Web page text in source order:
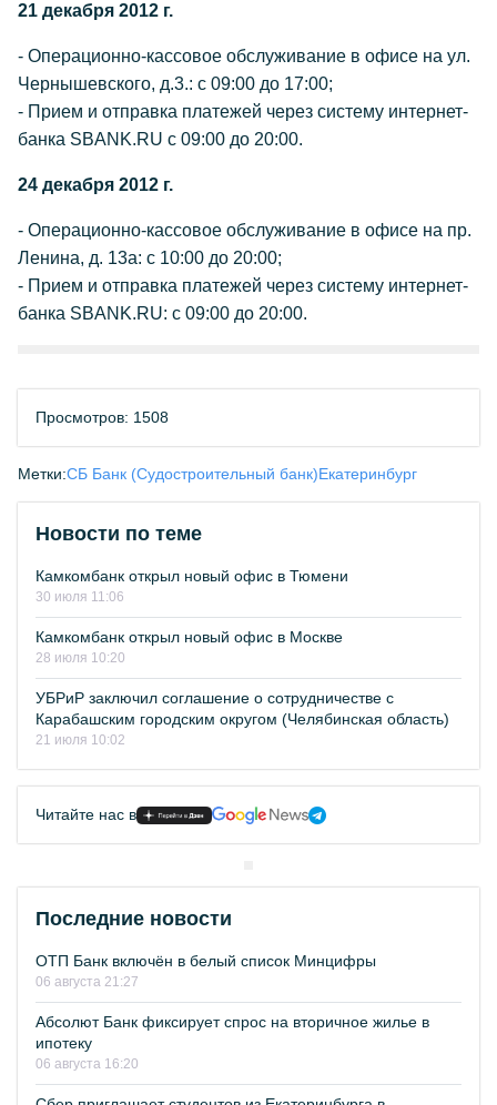
21 декабря 2012 г.
- Операционно-кассовое обслуживание в офисе на ул.
Чернышевского, д.3.: с 09:00 до 17:00;
- Прием и отправка платежей через систему интернет-
банка SBANK.RU с 09:00 до 20:00.
24 декабря 2012 г.
- Операционно-кассовое обслуживание в офисе на пр.
Ленина, д. 13а: с 10:00 до 20:00;
- Прием и отправка платежей через систему интернет-
банка SBANK.RU: с 09:00 до 20:00.
Просмотров: 1508
Метки:СБ Банк (Судостроительный банк)Екатеринбург
Новости по теме
Камкомбанк открыл новый офис в Тюмени
30 июля 11:06
Камкомбанк открыл новый офис в Москве
28 июля 10:20
УБРиР заключил соглашение о сотрудничестве с
Карабашским городским округом (Челябинская область)
21 июля 10:02
Читайте нас в
Последние новости
ОТП Банк включён в белый список Минцифры
06 августа 21:27
Абсолют Банк фиксирует спрос на вторичное жилье в
ипотеку
06 августа 16:20